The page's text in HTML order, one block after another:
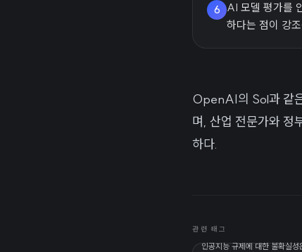
6
AI 모델 평가를
하다는 점이 강
OpenAI의 Sol과 같
며, 산업 전문가와 정
하다.
관련 태그
인공지능 규제에 대한 불확실